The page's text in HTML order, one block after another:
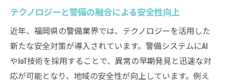
テクノロジーと警備の融合による安全性向上
近年、福岡県の警備業界では、テクノロジーを活用した
新たな安全対策が導入されています。警備システムにAI
やIoT技術を採用することで、異常の早期発見と迅速な対
応が可能となり、地域の安全性が向上しています。例え